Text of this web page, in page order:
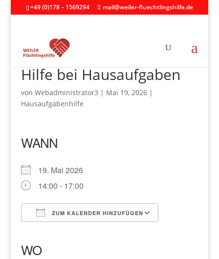
+49 (0)178 – 1569294 mail@weiler-fluechtlingshilfe.de
Hilfe bei Hausaufgaben
von Webadministrator3 | Mai 19, 2026|
Hausaufgabenhilfe
WANN
19. Mai 2026
14:00 - 17:00
ZUM KALENDER HINZUFÜGEN
WO